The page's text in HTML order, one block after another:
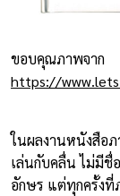
ขอบคุณภาพจาก
https://
ในผลงานหนังสือภ
เล่นกับคลื่น ไม่มีชื่
อักษร แต่ทุกครั้งที่